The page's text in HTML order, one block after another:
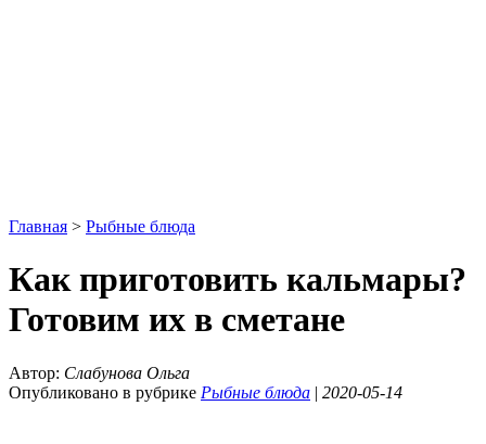
Главная > Рыбные блюда
Как приготовить кальмары?
Готовим их в сметане
Автор: Слабунова Ольга
Опубликовано в рубрике Рыбные блюда | 2020-05-14